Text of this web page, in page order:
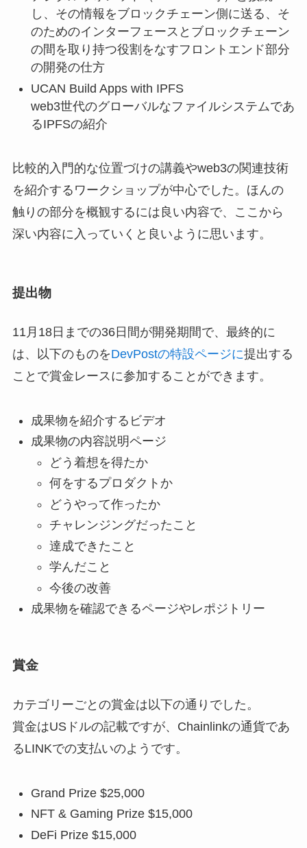
し、その情報をブロックチェーン側に送る、そ
のためのインターフェースとブロックチェーン
の間を取り持つ役割をなすフロントエンド部分
の開発の仕方
UCAN Build Apps with IPFS
web3世代のグローバルなファイルシステムであ
るIPFSの紹介
比較的入門的な位置づけの講義やweb3の関連技術
を紹介するワークショップが中心でした。ほんの
触りの部分を概観するには良い内容で、ここから
深い内容に入っていくと良いように思います。
提出物
11月18日までの36日間が開発期間で、最終的に
は、以下のものをDevPostの特設ページに提出する
ことで賞金レースに参加することができます。
成果物を紹介するビデオ
成果物の内容説明ページ
どう着想を得たか
何をするプロダクトか
どうやって作ったか
チャレンジングだったこと
達成できたこと
学んだこと
今後の改善
成果物を確認できるページやレポジトリー
賞金
カテゴリーごとの賞金は以下の通りでした。
賞金はUSドルの記載ですが、Chainlinkの通貨であ
るLINKでの支払いのようです。
Grand Prize $25,000
NFT & Gaming Prize $15,000
DeFi Prize $15,000